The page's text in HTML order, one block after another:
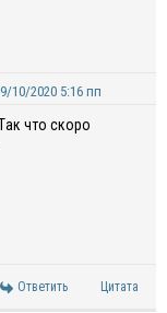
10/2020 5:16 пп
ак что скоро
Ответить Цитата